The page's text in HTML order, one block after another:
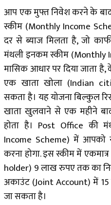
आप एक मुफ्त निवेश करने के
स्कीम (Monthly Income
दर से ब्याज मिलता है, जो
मंथली इनकम स्कीम (Monthly
मासिक आधार पर दिया जाता
एक खाता खोला(Indian
सकता है। यह योजना बिल्कुल
खाता खुलवाने से एक महीने
होता है। Post Office की
Income Scheme) में आपको
करना होगा. इस स्कीम में
holder) 9 लाख रुपए तक का
अकाउंट (Joint Account) में
जा सकता है।